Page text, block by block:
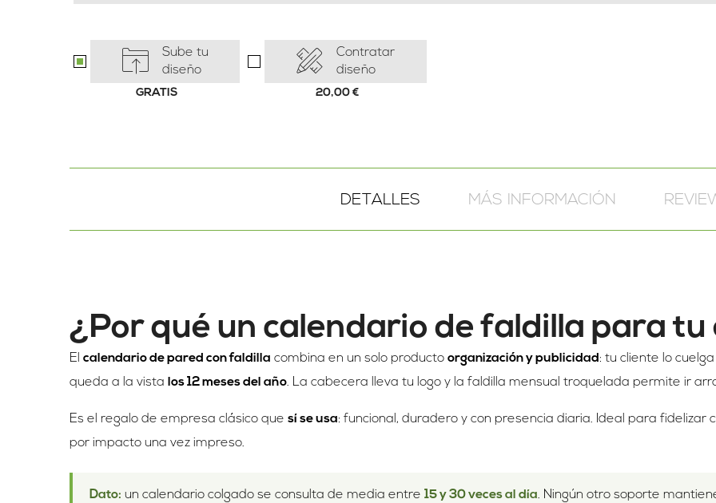
Sube tu
diseño
GRATIS
Contratar
diseño
20,00 €
DETALLES
¿Por qué un calendario de faldilla para
El calendario de pared con faldilla combina en un solo producto organización y publicidad : tu cliente lo
queda a la vista los 12 meses del año. La cabecera lleva tu logo y la faldilla mensual troquelada permite ir
Es el regalo de empresa clásico que sí se usa: funcional, duradero y con presencia diaria. Ideal para
por impacto una vez impreso.
Dato: un calendario colgado se consulta de media entre 15 y 30 veces al día. Ningún otro soporte
MÁS INFORMACIÓN